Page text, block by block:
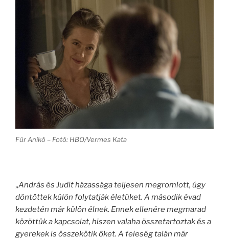
Für Anikó – Fotó: HBO/Vermes Kata
„András és Judit házassága teljesen megromlott, úgy
döntöttek külön folytatják életüket. A második évad
kezdetén már külön élnek. Ennek ellenére megmarad
közöttük a kapcsolat, hiszen valaha összetartoztak és a
gyerekek is összekötik őket. A feleség talán már